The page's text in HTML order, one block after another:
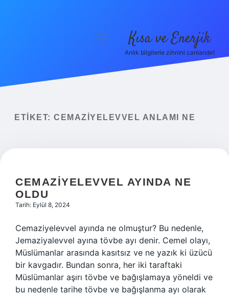
Yasal Uyarı
menüyü
Kısa ve Enerjik
Anlık bilgilerle zihnini canlandır!
ETIKET: CEMAZIYELEVVEL ANLAMI NE
CEMAZIYELEVVEL AYINDA NE
OLDU
Tarih: Eylül 8, 2024
Cemaziyelevvel ayında ne olmuştur? Bu nedenle,
Jemaziyalevvel ayına tövbe ayı denir. Cemel olayı,
Müslümanlar arasında kasıtsız ve ne yazık ki üzücü
bir kavgadır. Bundan sonra, her iki taraftaki
Müslümanlar aşırı tövbe ve bağışlamaya yöneldi ve
bu nedenle tarihe tövbe ve bağışlanma ayı olarak